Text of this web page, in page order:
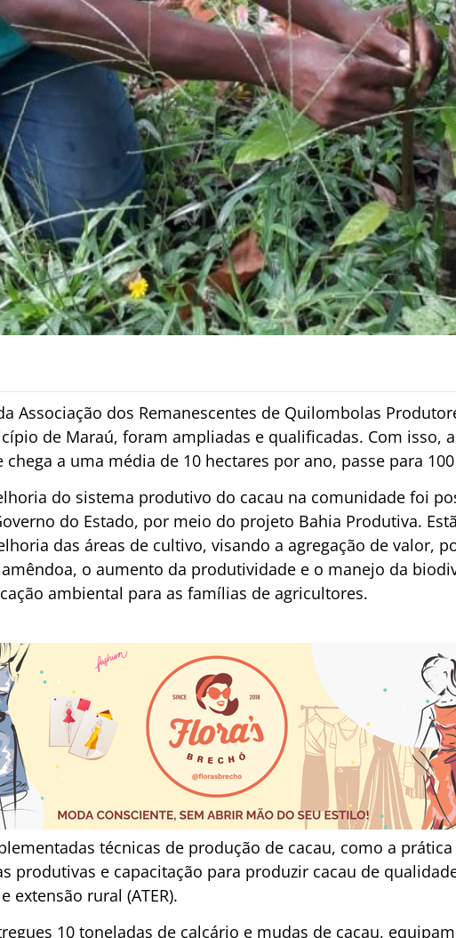
Associação dos Remanescentes de Quilombolas
de Maraú, foram ampliadas e qualificadas. Com isso,
a uma média de 10 hectares por ano, passe para
do sistema produtivo do cacau na comunidade foi
do Estado, por meio do projeto Bahia Produtiva.
das áreas de cultivo, visando a agregação de valor,
o aumento da produtividade e o manejo da
ambiental para as famílias de agricultores.
técnicas de produção de cacau, como a
produtivas e capacitação para produzir cacau de
extensão rural (ATER).
10 toneladas de calcário e mudas de cacau,